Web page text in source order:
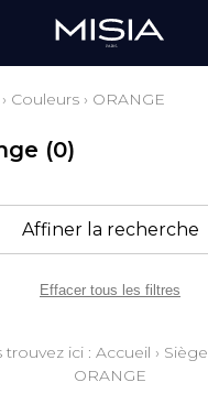
› Couleurs › ORANGE
(0)
Affiner la recherche
Effacer tous les filtres
trouvez ici : Accueil › Siège
ORANGE